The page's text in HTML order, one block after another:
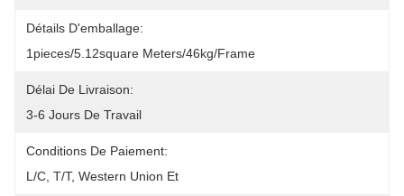
Détails D'emballage:
1pieces/5.12square Meters/46kg/frame
Délai De Livraison:
3-6 Jours De Travail
Conditions De Paiement:
L/C, T/T, Western Union Et